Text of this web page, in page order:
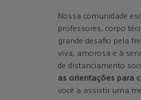
Nossa comunidade
professores, corpo
grande desafio pela
viva, amorosa e à
de distanciamento
as orientações para
você a assistir uma